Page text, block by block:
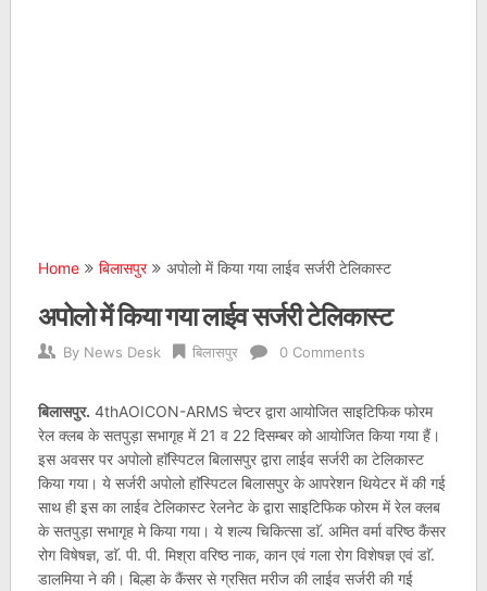
Home बिलासपुर अपोलो में किया गया लाईव सर्जरी टेलिकास्ट
अपोलो में किया गया लाईव सर्जरी टेलिकास्ट
By News Desk बिलासपुर 0 Comments
बिलासपुर. 4thAOICON-ARMS चेप्टर द्वारा आयोजित साइटिफिक फोरम
रेल क्लब के सतपुड़ा सभागृह में 21 व 22 दिसम्बर को आयोजित किया गया हैं।
इस अवसर पर अपोलो हाॅस्पिटल बिलासपुर द्वारा लाईव सर्जरी का टेलिकास्ट
किया गया। ये सर्जरी अपोलो हाॅस्पिटल बिलासपुर के आपरेशन थियेटर में की गई
साथ ही इस का लाईव टेलिकास्ट रेलनेट के द्वारा साइटिफिक फोरम में रेल क्लब
के सतपुड़ा सभागृह मे किया गया। ये शल्य चिकित्सा डाॅ. अमित वर्मा वरिष्ठ कैंसर
रोग विषेषज्ञ, डाॅ. पी. पी. मिश्रा वरिष्ठ नाक, कान एवं गला रोग विशेषज्ञ एवं डाॅ.
डालमिया ने की। बिल्हा के कैंसर से ग्रसित मरीज की लाईव सर्जरी की गई